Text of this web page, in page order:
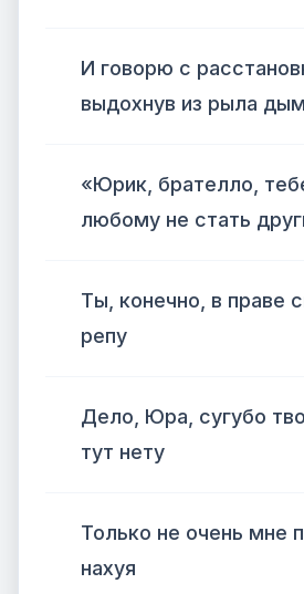
И говорю с
выдохнув из рыла дым
«Юрик, брателло,
любому не стать
Ты, конечно, в праве
репу
Дело, Юра, сугубо
тут нету
Только не очень мне
нахуя